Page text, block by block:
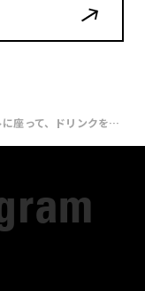
ござピクニックシートに座って、ドリンクを片手に「休息」や「ピクニック」のこれからの形を考える